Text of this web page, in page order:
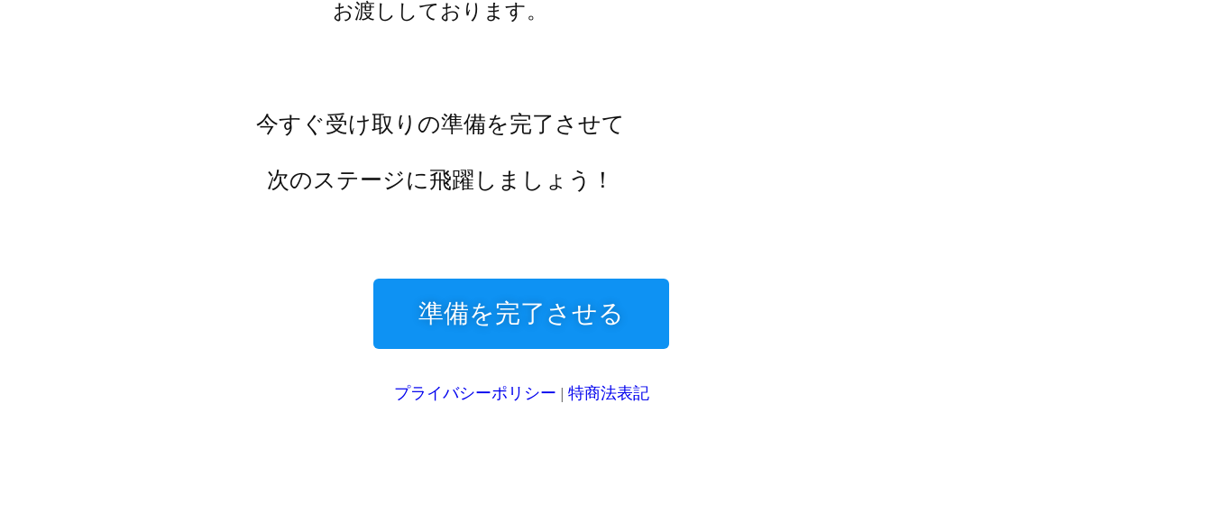
お渡ししております。
今すぐ受け取りの準備を完了させて
次のステージに飛躍しましょう！
準備を完了させる
プライバシーポリシー 特商法表記